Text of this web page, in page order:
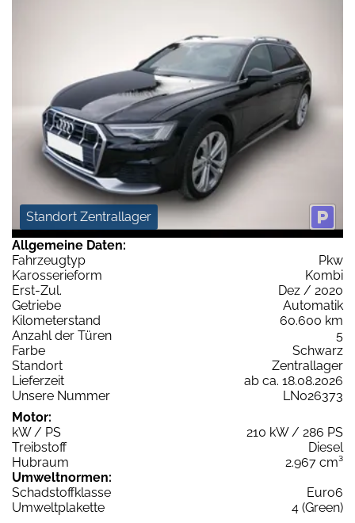
Standort Zentrallager
Allgemeine Daten:
Fahrzeugtyp
Pkw
Karosserieform
Kombi
Erst-Zul.
Dez / 2020
Getriebe
Automatik
Kilometerstand
60.600 km
Anzahl der Türen
5
Farbe
Schwarz
Standort
Zentrallager
Lieferzeit
ab ca. 18.08.2026
Unsere Nummer
LN026373
Motor:
kW / PS
210 kW / 286 PS
Treibstoff
Diesel
Hubraum
2.967 cm³
Umweltnormen:
Schadstoffklasse
Euro6
Umweltplakette
4 (Green)